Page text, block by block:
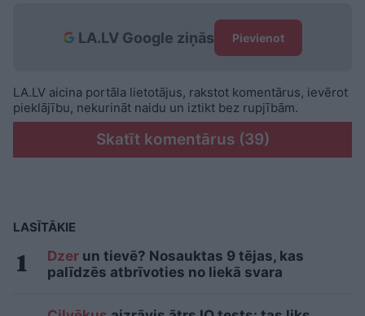
LA.LV Google ziņās Pievienot
LA.LV aicina portāla lietotājus, rakstot komentārus, ievērot
pieklājību, nekurināt naidu un iztikt bez rupjībām.
Skatīt komentārus (39)
LASĪTĀKIE
Dzer un tievē? Nosauktas 9 tējas, kas
palīdzēs atbrīvoties no liekā svara